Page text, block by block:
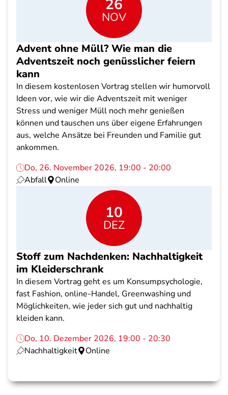
26
NOV
Advent ohne Müll? Wie man die
Adventszeit noch genüsslicher feiern
kann
In diesem kostenlosen Vortrag stellen wir humorvoll
Ideen vor, wie wir die Adventszeit mit weniger
Stress und weniger Müll noch mehr genießen
können und tauschen uns über eigene Erfahrungen
aus, welche Ansätze bei Freunden und Familie gut
ankommen.
Do, 26. November 2026, 19:00 - 20:00
Abfall
Online
10
DEZ
Stoff zum Nachdenken: Nachhaltigkeit
im Kleiderschrank
In diesem Vortrag geht es um Konsumpsychologie,
fast Fashion, online-Handel, Greenwashing und
Möglichkeiten, wie jeder sich gut und nachhaltig
kleiden kann.
Do, 10. Dezember 2026, 19:00 - 20:30
Nachhaltigkeit
Online